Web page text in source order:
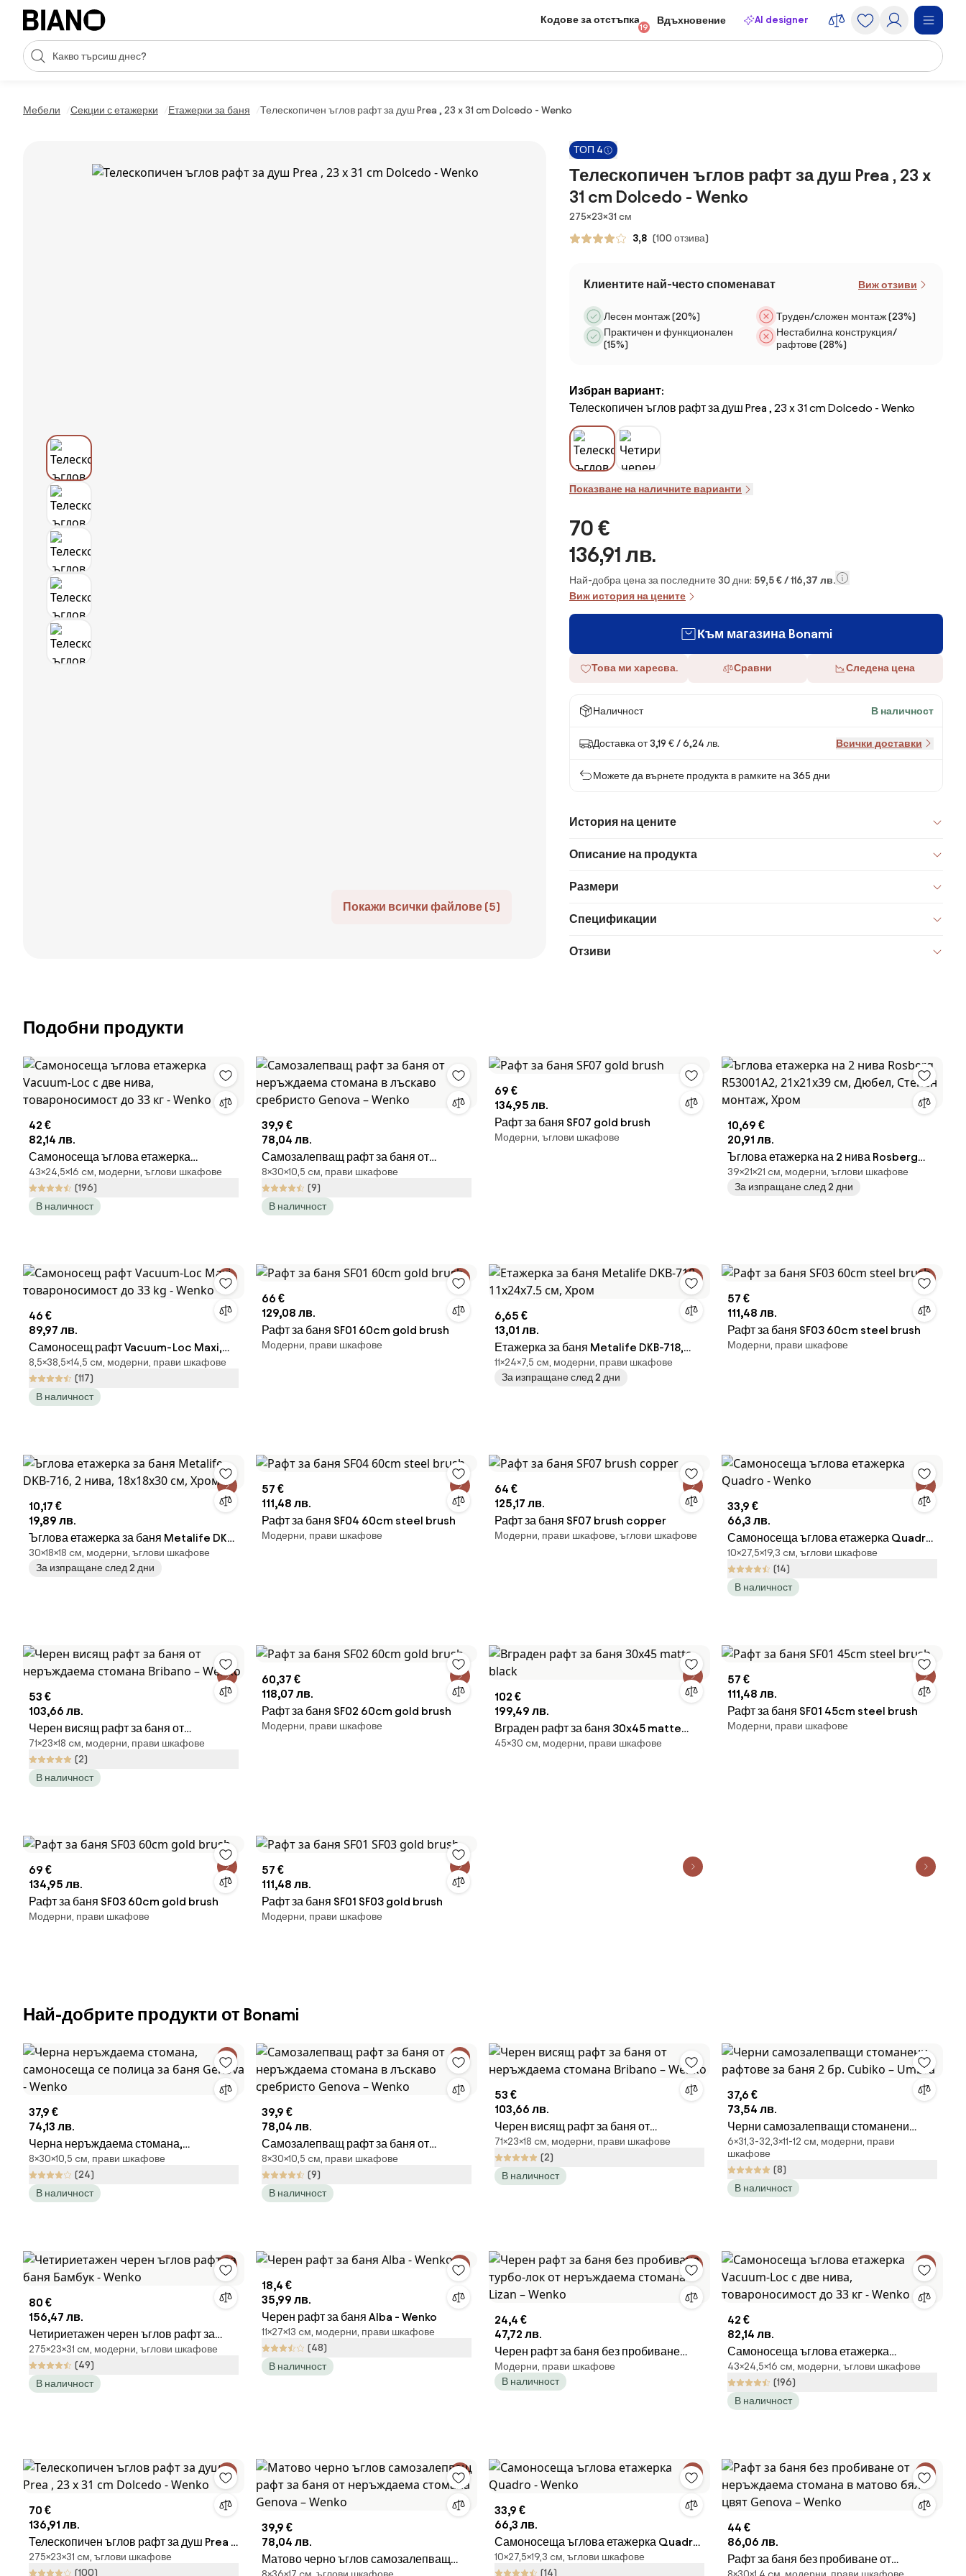
Пропускане към съдържанието
Търсене
Кодове за отстъпка
19
Вдъхновение AI designer
Мебели Секции с етажерки Етажерки за баня Телескопичен ъглов рафт за душ Prea , 23 x 31 cm Dolcedo - Wenko
Покажи всички файлове (5)
ТОП 4
Телескопичен ъглов рафт за душ Prea , 23 x
31 cm Dolcedo - Wenko
Размери
275×23×31 cм
3,8 (100 отзива)
Клиентите най-често споменават Виж отзиви
Лесен монтаж (20%)
Практичен и функционален
(15%)
Труден/сложен монтаж (23%)
Нестабилна конструкция/
рафтове (28%)
Избран вариант:
Телескопичен ъглов рафт за душ Prea , 23 x 31 cm Dolcedo - Wenko
Показване на наличните варианти
70 €
136,91 лв.
Най-добра цена за последните 30 дни: 59,5 € / 116,37 лв.
Виж история на цените
Към магазина Bonami
Това ми харесва. Сравни Следена цена
Наличност В наличност
Доставка от 3,19 € / 6,24 лв. Всички доставки
Можете да върнете продукта в рамките на 365 дни
История на цените
Описание на продукта
Размери
Спецификации
Отзиви
Подобни продукти
42 €
82,14 лв.
Самоносеща ъглова етажерка
Vacuum-Loc с две нива,
товароносимост до 33 кг - Wenko
43×24,5×16 cм, модерни, ъглови шкафове
(196)
В наличност
39,9 €
78,04 лв.
Самозалепващ рафт за баня от
неръждаема стомана в лъскаво
сребристо Genova – Wenko
8×30×10,5 cм, прави шкафове
(9)
В наличност
69 €
134,95 лв.
Рафт за баня SF07 gold brush
Модерни, ъглови шкафове
10,69 €
20,91 лв.
Ъглова етажерка на 2 нива Rosberg
R53001A2, 21х21х39 см, Дюбел, Стенен
монтаж, Хром
39×21×21 cм, модерни, ъглови шкафове
За изпращане след 2 дни
46 €
89,97 лв.
Самоносещ рафт Vacuum-Loc Maxi,
товароносимост до 33 kg - Wenko
8,5×38,5×14,5 cм, модерни, прави шкафове
(117)
В наличност
66 €
129,08 лв.
Рафт за баня SF01 60cm gold brush
Модерни, прави шкафове
6,65 €
13,01 лв.
Етажерка за баня Metalife DKB-718,
11х24х7.5 см, Хром
11×24×7,5 cм, модерни, прави шкафове
За изпращане след 2 дни
57 €
111,48 лв.
Рафт за баня SF03 60cm steel brush
Модерни, прави шкафове
10,17 €
19,89 лв.
Ъглова етажерка за баня Metalife DKB-
716, 2 нива, 18x18x30 см, Хром
30×18×18 cм, модерни, ъглови шкафове
За изпращане след 2 дни
57 €
111,48 лв.
Рафт за баня SF04 60cm steel brush
Модерни, прави шкафове
64 €
125,17 лв.
Рафт за баня SF07 brush copper
Модерни, прави шкафове, ъглови шкафове
33,9 €
66,3 лв.
Самоносеща ъглова етажерка Quadro
- Wenko
10×27,5×19,3 cм, ъглови шкафове
(14)
В наличност
53 €
103,66 лв.
Черен висящ рафт за баня от
неръждаема стомана Bribano – Wenko
71×23×18 cм, модерни, прави шкафове
(2)
В наличност
60,37 €
118,07 лв.
Рафт за баня SF02 60cm gold brush
Модерни, прави шкафове
102 €
199,49 лв.
Вграден рафт за баня 30x45 matte
black
45×30 cм, модерни, прави шкафове
57 €
111,48 лв.
Рафт за баня SF01 45cm steel brush
Модерни, прави шкафове
69 €
134,95 лв.
Рафт за баня SF03 60cm gold brush
Модерни, прави шкафове
57 €
111,48 лв.
Рафт за баня SF01 SF03 gold brush
Модерни, прави шкафове
Най-добрите продукти от Bonami
37,9 €
74,13 лв.
Черна неръждаема стомана,
самоносеща се полица за баня Genova
- Wenko
8×30×10,5 cм, прави шкафове
(24)
В наличност
39,9 €
78,04 лв.
Самозалепващ рафт за баня от
неръждаема стомана в лъскаво
сребристо Genova – Wenko
8×30×10,5 cм, прави шкафове
(9)
В наличност
53 €
103,66 лв.
Черен висящ рафт за баня от
неръждаема стомана Bribano – Wenko
71×23×18 cм, модерни, прави шкафове
(2)
В наличност
37,6 €
73,54 лв.
Черни самозалепващи стоманени
рафтове за баня 2 бр. Cubiko – Umbra
6×31,3-32,3×11-12 cм, модерни, прави
шкафове
(8)
В наличност
80 €
156,47 лв.
Четириетажен черен ъглов рафт за
баня Бамбук - Wenko
275×23×31 cм, модерни, ъглови шкафове
(49)
В наличност
18,4 €
35,99 лв.
Черен рафт за баня Alba - Wenko
11×27×13 cм, модерни, прави шкафове
(48)
В наличност
24,4 €
47,72 лв.
Черен рафт за баня без пробиване
турбо-лок от неръждаема стомана
Lizan – Wenko
Модерни, прави шкафове
В наличност
42 €
82,14 лв.
Самоносеща ъглова етажерка
Vacuum-Loc с две нива,
товароносимост до 33 кг - Wenko
43×24,5×16 cм, модерни, ъглови шкафове
(196)
В наличност
70 €
136,91 лв.
Телескопичен ъглов рафт за душ Prea ,
23 x 31 cm Dolcedo - Wenko
275×23×31 cм, ъглови шкафове
(100)
39,9 €
78,04 лв.
Матово черно ъглов самозалепващ
33,9 €
66,3 лв.
Самоносеща ъглова етажерка Quadro
- Wenko
10×27,5×19,3 cм, ъглови шкафове
(14)
44 €
86,06 лв.
Рафт за баня без пробиване от